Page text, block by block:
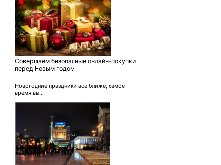
Совершаем безопасные онлайн-покупки
перед Новым годом
Новогодние праздники все ближе, самое
время вы...